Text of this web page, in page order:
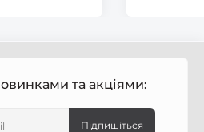
та акціями:
Підпишіться